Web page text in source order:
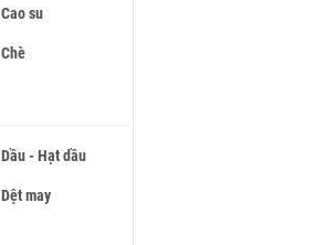
Cao su
Chè
Dầu - Hạt dầu
Dệt may